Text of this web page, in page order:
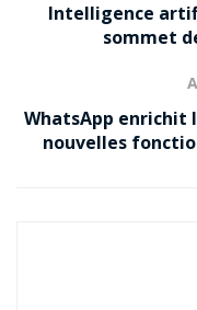
Intelligence
sommet
WhatsApp enrichit
nouvelles